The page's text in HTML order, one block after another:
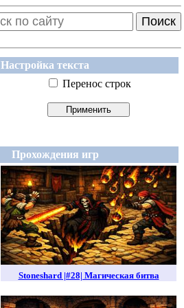
Поиск
Настройка текста
Перенос строк
Прохождения игр
Stoneshard |#28| Магическая битва